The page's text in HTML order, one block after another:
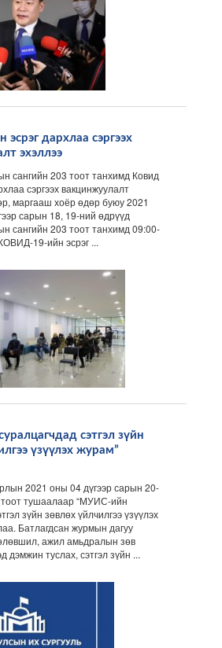
эсрэг дархлаа сэргээх
эхэллээ
сангийн 203 тоот танхимд Ковид
сэргээх вакцинжуулалт
маргааш хоёр өдөр буюу 2021
сарын 18, 19-ний өдрүүд
сангийн 203 тоот танхимд 09:00-
19-ийн эсрэг ...
сэтгэл зүйн
үзүүлэх журам”
2021 оны 04 дүгээр сарын 20-
тушаалаар “МУИС-ийн
зүйн зөвлөх үйлчилгээ үзүүлэх
Батлагдсан журмын дагуу
ажил амьдралын зөв
дэмжин туслах, сэтгэл зүйн ...